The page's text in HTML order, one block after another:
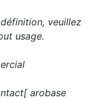
veuillez
usage.
arobase